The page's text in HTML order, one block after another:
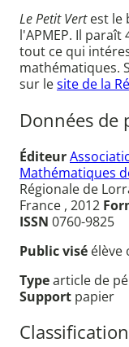
Le Petit Vertest le
l'APMEP. Il
tout ce qui
mathématiques.
sur lesite de la
Données de
Éditeur
Mathématiques
Régionale de
France , 2012
ISSN 0760-9825
Public visé élève
Typearticle de
Support papier
Classification